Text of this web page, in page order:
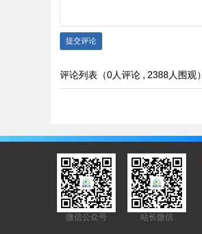
提交评论
评论列表（0人评论 , 2388人围观）
微信公众号 站长微信